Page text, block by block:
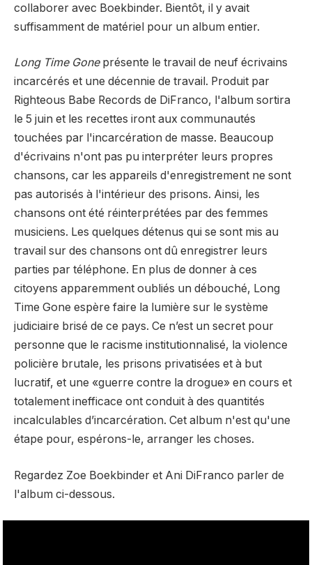
collaborer avec Boekbinder. Bientôt, il y avait
suffisamment de matériel pour un album entier.
Long Time Goneprésente le travail de neuf écrivains
incarcérés et une décennie de travail. Produit par
Righteous Babe Records de DiFranco, l'album sortira
le 5 juin et les recettes iront aux communautés
touchées par l'incarcération de masse. Beaucoup
d'écrivains n'ont pas pu interpréter leurs propres
chansons, car les appareils d'enregistrement ne sont
pas autorisés à l'intérieur des prisons. Ainsi, les
chansons ont été réinterprétées par des femmes
musiciens. Les quelques détenus qui se sont mis au
travail sur des chansons ont dû enregistrer leurs
parties par téléphone. En plus de donner à ces
citoyens apparemment oubliés un débouché, Long
Time Gone espère faire la lumière sur le système
judiciaire brisé de ce pays. Ce n’est un secret pour
personne que le racisme institutionnalisé, la violence
policière brutale, les prisons privatisées et à but
lucratif, et une «guerre contre la drogue» en cours et
totalement inefficace ont conduit à des quantités
incalculables d’incarcération. Cet album n'est qu'une
étape pour, espérons-le, arranger les choses.
Regardez Zoe Boekbinder et Ani DiFranco parler de
l'album ci-dessous.